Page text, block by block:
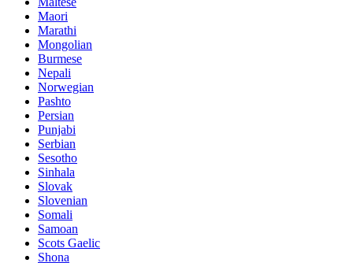
Maori
Marathi
Mongolian
Burmese
Nepali
Norwegian
Pashto
Persian
Punjabi
Serbian
Sesotho
Sinhala
Slovak
Slovenian
Somali
Samoan
Scots Gaelic
Shona